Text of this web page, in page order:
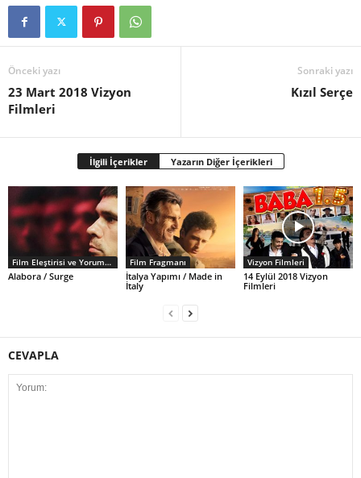
Önceki yazı
23 Mart 2018 Vizyon
Filmleri
Sonraki yazı
Kızıl Serçe
İlgili İçerikler Yazarın Diğer İçerikleri
Film Eleştirisi ve Yorumlar
Alabora / Surge
Film Fragmanı
İtalya Yapımı / Made in
İtaly
Vizyon Filmleri
14 Eylül 2018 Vizyon
Filmleri
CEVAPLA